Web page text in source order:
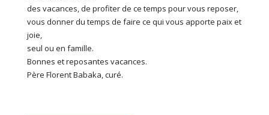
des vacances, de profiter de ce temps pour vous reposer,
vous donner du temps de faire ce qui vous apporte paix et
joie,
seul ou en famille.
Bonnes et reposantes vacances.
Père Florent Babaka, curé.